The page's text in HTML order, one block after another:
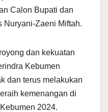
Calon Bupati dan
Nuryani-Zaeni Miftah.
dan kekuatan
Kebumen
dan terus melakukan
kemenangan di
2024.